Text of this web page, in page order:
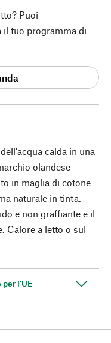
calda in una
olandese
in maglia di cotone
naturale in tinta.
e non graffiante e il
Calore a letto o sul
per l'UE
Puoi
il tuo programma di